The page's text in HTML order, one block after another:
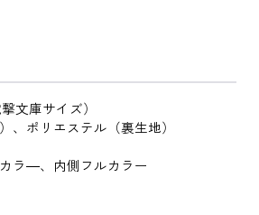
文庫サイズ）
ポリエステル（裏生地）
ラ―、内側フルカラー